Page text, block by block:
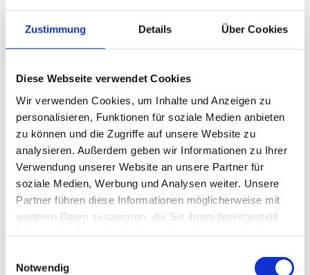
Zustimmung Details Über Cookies
Diese Webseite verwendet Cookies
Wir verwenden Cookies, um Inhalte und Anzeigen zu
personalisieren, Funktionen für soziale Medien anbieten
zu können und die Zugriffe auf unsere Website zu
analysieren. Außerdem geben wir Informationen zu Ihrer
Verwendung unserer Website an unsere Partner für
soziale Medien, Werbung und Analysen weiter. Unsere
Partner führen diese Informationen möglicherweise mit
weiteren Daten zusammen, die Sie ihnen bereitgestellt
Notwendig
Meningokokken
www.rki.de
https://www.auswaertiges-
amt.de/de/ReiseUndSicherheit/reise-und-
sicherheitshinweise
RUBRIK FÜR FRISCHGEBACKENE ELTERN
Praktische Hilfe nach der Geburt
www.wellcome-online.de
www.babyheld-in.de